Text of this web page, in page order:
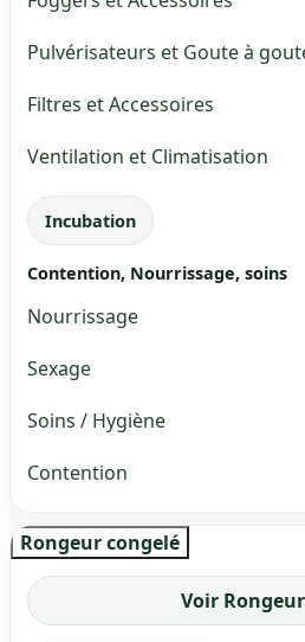
Pulvérisateurs et Goute à
Filtres et Accessoires
Ventilation et Climatisation
Incubation
Contention, Nourrissage, soins
Nourrissage
Sexage
Soins / Hygiène
Contention
Rongeur congelé
Voir